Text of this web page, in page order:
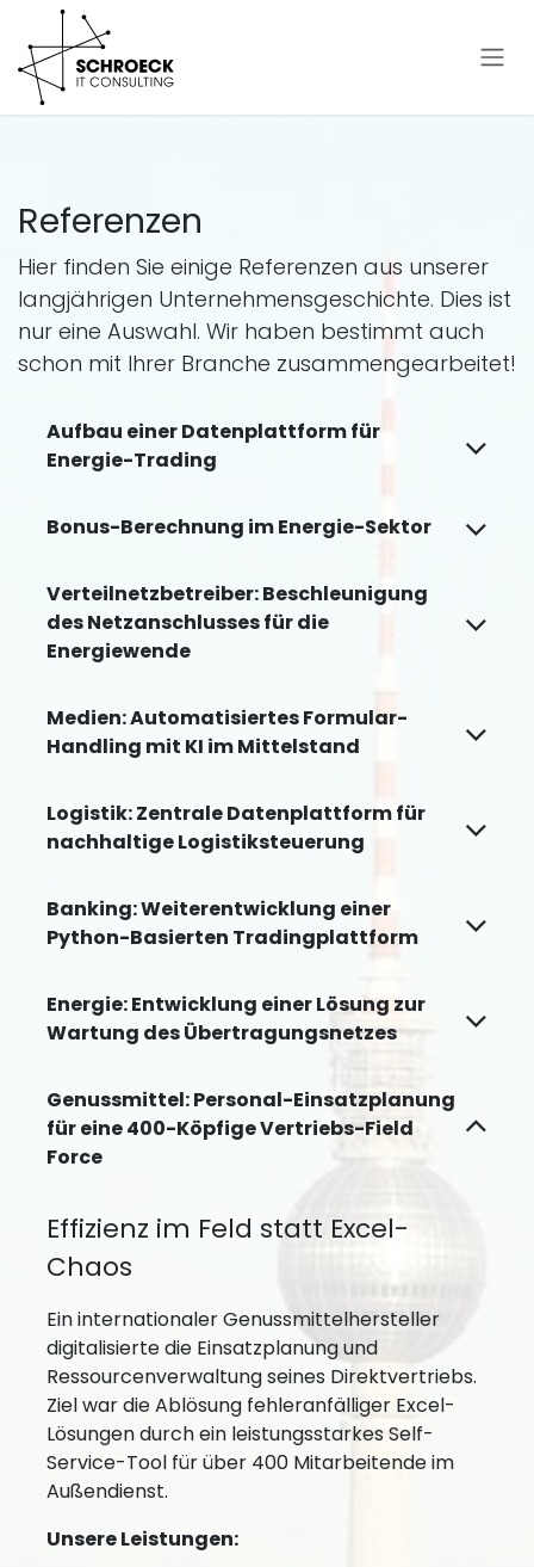
Zum Inhalt springen
Referenzen
Hier finden Sie einige Referenzen aus unserer
langjährigen Unternehmensgeschichte. Dies ist
nur eine Auswahl. Wir haben bestimmt auch
schon mit Ihrer Branche zusammengearbeitet!
Aufbau einer Datenplattform für
Energie-Trading
Bonus-Berechnung im Energie-Sektor
Verteilnetzbetreiber: Beschleunigung
des Netzanschlusses für die
Energiewende
Medien: Automatisiertes Formular-
Handling mit KI im Mittelstand
Logistik: Zentrale Datenplattform für
nachhaltige Logistiksteuerung
Banking: Weiterentwicklung einer
Python-Basierten Tradingplattform
Energie: Entwicklung einer Lösung zur
Wartung des Übertragungsnetzes
Genussmittel: Personal-Einsatzplanung
für eine 400-Köpfige Vertriebs-Field
Force
Effizienz im Feld statt Excel-
Chaos
Ein internationaler Genussmittelhersteller
digitalisierte die Einsatzplanung und
Ressourcenverwaltung seines Direktvertriebs.
Ziel war die Ablösung fehleranfälliger Excel-
Lösungen durch ein leistungsstarkes Self-
Service-Tool für über 400 Mitarbeitende im
Außendienst.
Unsere Leistungen: